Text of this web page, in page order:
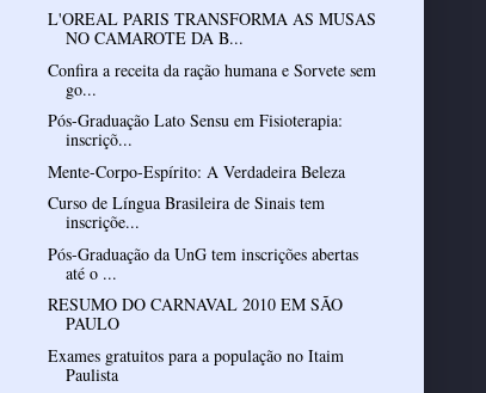
L'OREAL PARIS TRANSFORMA AS MUSAS
NO CAMAROTE DA B...
Confira a receita da ração humana e Sorvete sem
go...
Pós-Graduação Lato Sensu em Fisioterapia:
inscriçõ...
Mente-Corpo-Espírito: A Verdadeira Beleza
Curso de Língua Brasileira de Sinais tem
inscriçõe...
Pós-Graduação da UnG tem inscrições abertas
até o ...
RESUMO DO CARNAVAL 2010 EM SÃO
PAULO
Exames gratuitos para a população no Itaim
Paulista